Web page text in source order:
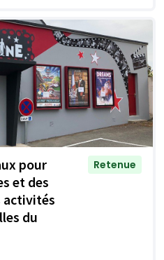
pour
et des
activités
du
Retenue